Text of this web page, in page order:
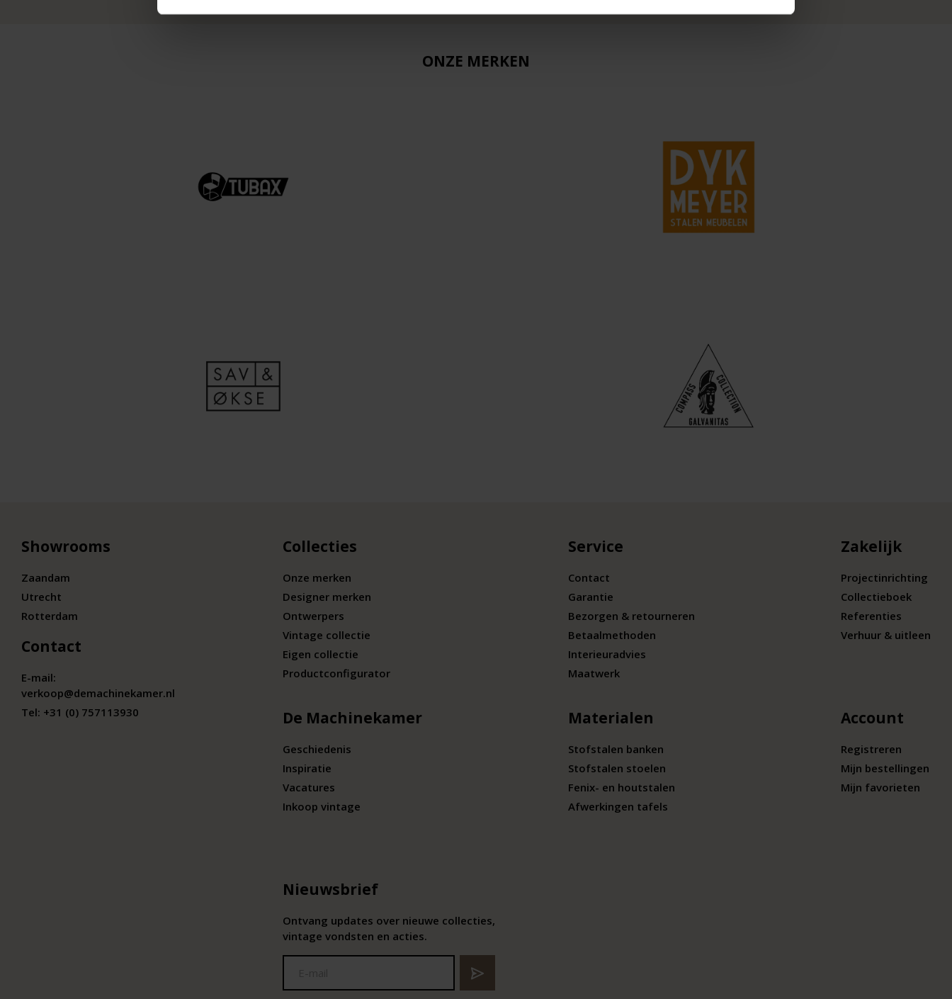
ONZE MERKEN
Showrooms
Zaandam
Utrecht
Rotterdam
Contact
E-mail:
verkoop@demachinekamer.nl
Tel: +31 (0) 757113930
Collecties
Onze merken
Designer merken
Ontwerpers
Vintage collectie
Eigen collectie
Productconfigurator
De Machinekamer
Geschiedenis
Inspiratie
Vacatures
Inkoop vintage
Service
Contact
Garantie
Bezorgen & retourneren
Betaalmethoden
Interieuradvies
Maatwerk
Materialen
Stofstalen banken
Stofstalen stoelen
Fenix- en houtstalen
Afwerkingen tafels
Zakelijk
Projectinrichting
Collectieboek
Referenties
Verhuur & uitleen
Account
Registreren
Mijn bestellingen
Mijn favorieten
Nieuwsbrief
Ontvang updates over nieuwe collecties,
vintage vondsten en acties.